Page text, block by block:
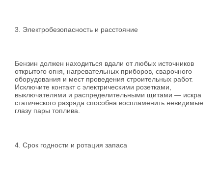
3. Электробезопасность и расстояние
Бензин должен находиться вдали от любых источников
открытого огня, нагревательных приборов, сварочного
оборудования и мест проведения строительных работ.
Исключите контакт с электрическими розетками,
выключателями и распределительными щитами — искра
статического разряда способна воспламенить невидимые
глазу пары топлива.
4. Срок годности и ротация запаса